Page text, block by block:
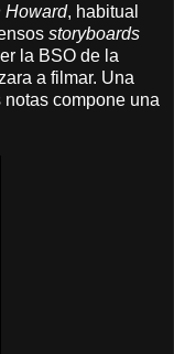
Howard, habitual
storyboards
la BSO de la
a filmar. Una
compone una